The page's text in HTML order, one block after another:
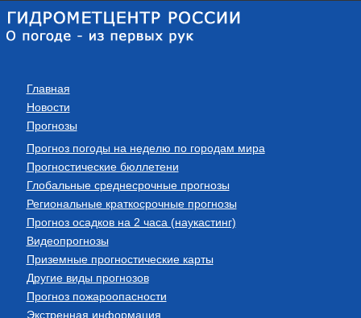
Главная
Новости
Прогнозы
Прогноз погоды на неделю по городам мира
Прогностические бюллетени
Глобальные среднесрочные прогнозы
Региональные краткосрочные прогнозы
Прогноз осадков на 2 часа (наукастинг)
Видеопрогнозы
Приземные прогностические карты
Другие виды прогнозов
Прогноз пожароопасности
Экстренная информация